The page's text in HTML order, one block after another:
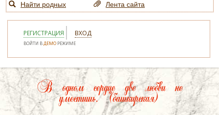
Найти родных
Лента сайта
РЕГИСТРАЦИЯ ВХОД
ВОЙТИ ВДЕМО РЕЖИМЕ
В одном сердце две любви не
уместишь. (башкирская)